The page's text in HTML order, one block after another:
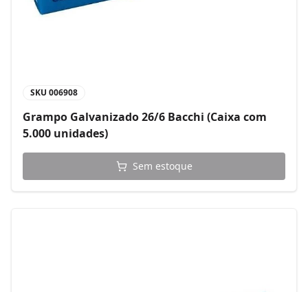
SKU 006908
Grampo Galvanizado 26/6 Bacchi (Caixa com
5.000 unidades)
Sem estoque